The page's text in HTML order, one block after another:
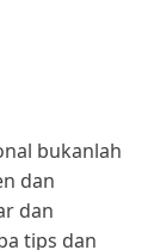
bukanlah
dan
dan
tips dan